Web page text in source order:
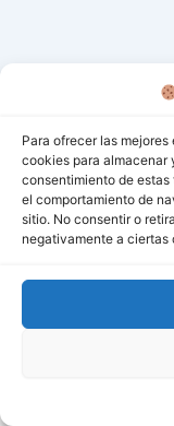
Para ofrecer las
cookies para almacenar
consentimiento de
el comportamiento de
sitio. No consentir o
negativamente a
Todos los